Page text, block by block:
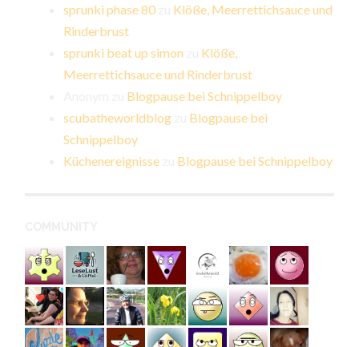
sprunki phase 80
Klöße, Meerrettichsauce und
Rinderbrust
sprunki beat up simon
Klöße,
Meerrettichsauce und Rinderbrust
Blogpause bei Schnippelboy
scubatheworldblog
Blogpause bei
Schnippelboy
Küchenereignisse
Blogpause bei Schnippelboy